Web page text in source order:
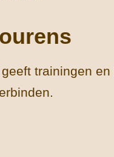
trainingen